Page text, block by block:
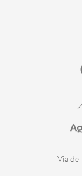
Via